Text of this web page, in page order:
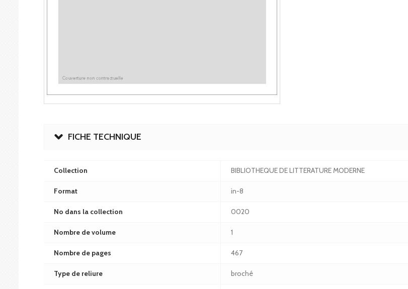
FICHE TECHNIQUE
Collection BIBLIOTHEQUE DE LITTERATURE MODERNE
Format in-8
No dans la collection 0020
Nombre de volume 1
Nombre de pages 467
Type de reliure broché